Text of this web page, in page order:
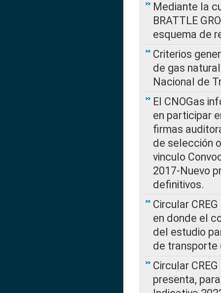
Mediante la
BRATTLE
esquema de
Criterios
de gas
Nacional de
El CNOGas
en participar
firmas
de selección
vinculo
2017-Nuevo
definitivos.
Circular
en donde el
del estudio
de transporte
Circular
presenta,